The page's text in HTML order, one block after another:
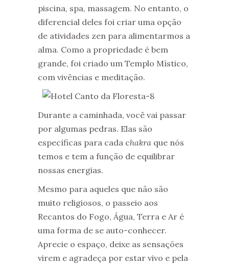
piscina, spa, massagem. No entanto, o
diferencial deles foi criar uma opção
de atividades zen para alimentarmos a
alma. Como a propriedade é bem
grande, foi criado um Templo Místico,
com vivências e meditação.
Durante a caminhada, você vai passar
por algumas pedras. Elas são
específicas para cada chakra que nós
temos e tem a função de equilibrar
nossas energias.
Mesmo para aqueles que não são
muito religiosos, o passeio aos
Recantos do Fogo, Água, Terra e Ar é
uma forma de se auto-conhecer.
Aprecie o espaço, deixe as sensações
virem e agradeça por estar vivo e pela